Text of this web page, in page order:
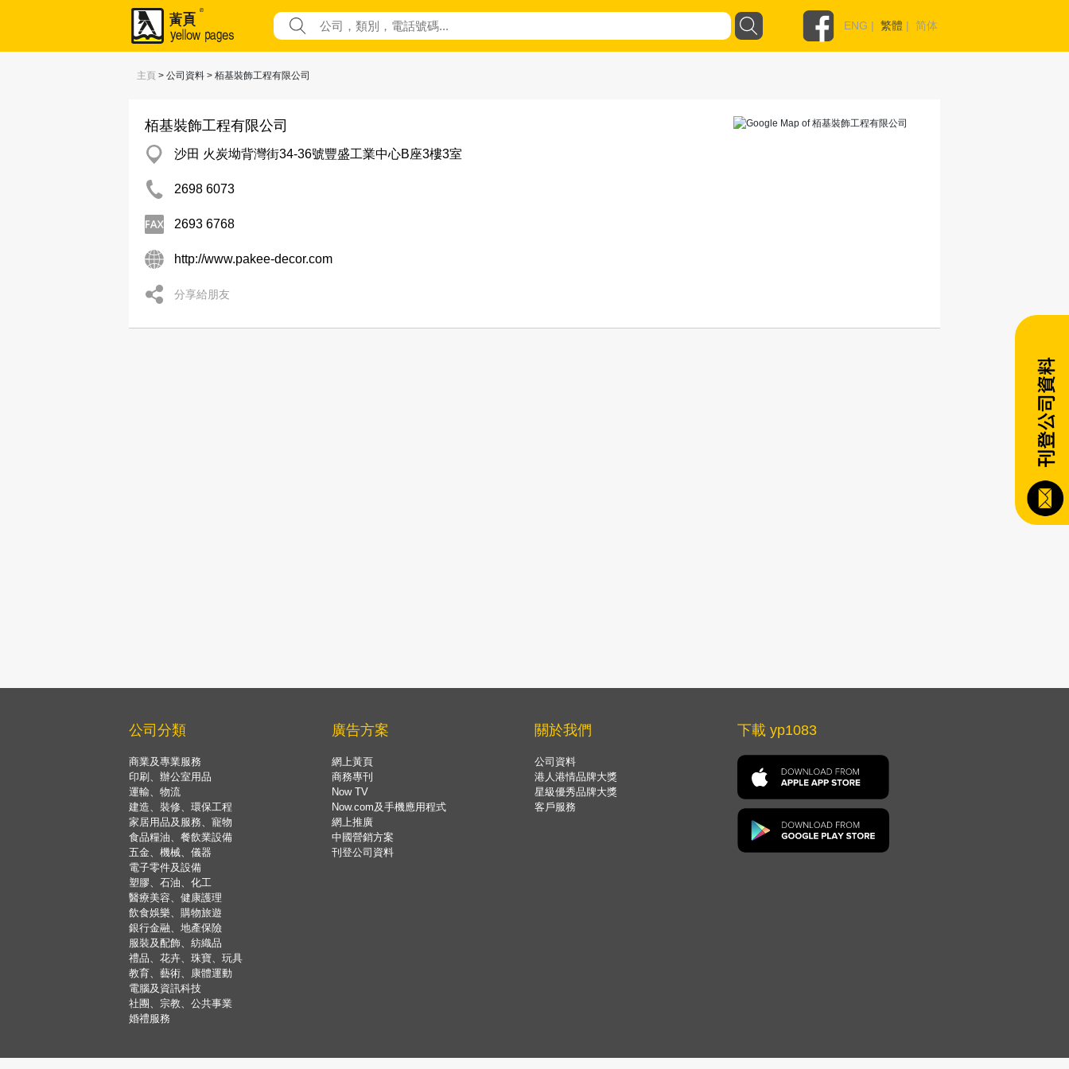
ENG | 繁體 | 简体
主頁 > 公司資料 > 栢基裝飾工程有限公司
栢基裝飾工程有限公司
沙田 火炭坳背灣街34-36號豐盛工業中心B座3樓3室
2698 6073
2693 6768
http://www.pakee-decor.com
分享給朋友
公司分類
商業及專業服務
印刷、辦公室用品
運輸、物流
建造、裝修、環保工程
家居用品及服務、寵物
食品糧油、餐飲業設備
五金、機械、儀器
電子零件及設備
塑膠、石油、化工
醫療美容、健康護理
飲食娛樂、購物旅遊
銀行金融、地產保險
服裝及配飾、紡織品
禮品、花卉、珠寶、玩具
教育、藝術、康體運動
電腦及資訊科技
社團、宗教、公共事業
婚禮服務
廣告方案
網上黃頁
商務專刊
Now TV
Now.com及手機應用程式
網上推廣
中國營銷方案
刊登公司資料
關於我們
公司資料
港人港情品牌大獎
星級優秀品牌大獎
客戶服務
下載 yp1083